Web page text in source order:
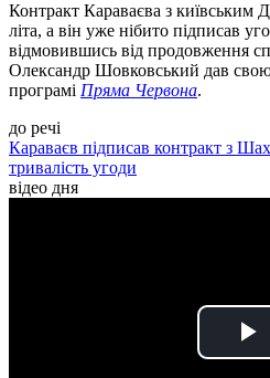
Контракт Караваєва з київським
літа, а він уже нібито підписав
відмовившись від продовження
Олександр Шовковський дав
програмі Пряма Червона.
до речі
Караваєв підписав контракт з
тривалість угоди
відео дня